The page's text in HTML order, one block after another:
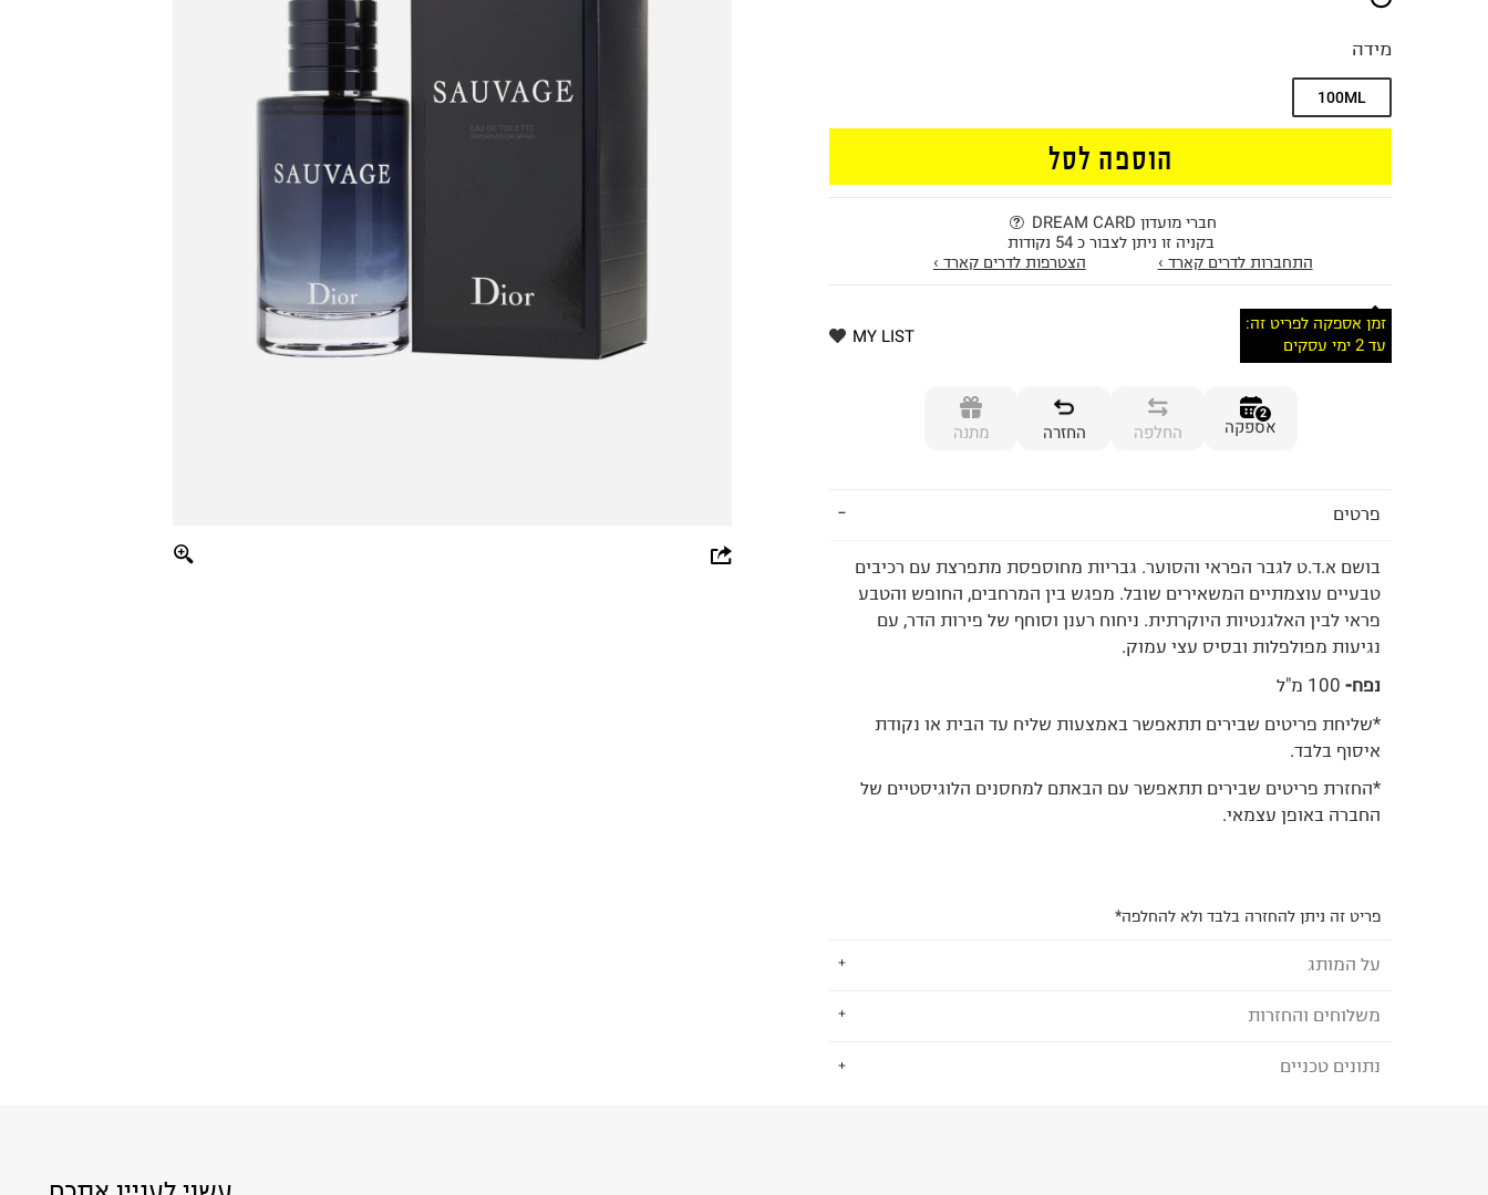
מידה
100ML
הוספה לסל
חברי מועדון DREAM CARD
בקניה זו ניתן לצבור כ 54 נקודות
התחברות לדרים קארד ›
הצטרפות לדרים קארד ›
זמן אספקה לפריט זה:
עד 2 ימי עסקים
MY LIST
2
אספקה החלפה החזרה מתנה
פרטים
בושם א.ד.ט לגבר הפראי והסוער. גבריות מחוספסת מתפרצת עם רכיבים
טבעיים עוצמתיים המשאירים שובל. מפגש בין המרחבים, החופש והטבע
פראי לבין האלגנטיות היוקרתית. ניחוח רענן וסוחף של פירות הדר, עם
נגיעות מפולפלות ובסיס עצי עמוק.
נפח-
*שליחת פריטים שבירים תתאפשר באמצעות שליח עד הבית או נקודת
איסוף בלבד.
*החזרת פריטים שבירים תתאפשר עם הבאתם למחסנים הלוגיסטיים של
החברה באופן עצמאי.
פריט זה ניתן להחזרה בלבד ולא להחלפה*
על המותג
Dior
משלוחים והחזרות
לבחירת בשיטת המשלוח המתאימה לכם,
נתונים טכניים